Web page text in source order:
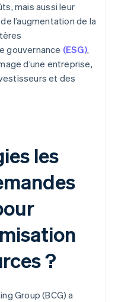
mais aussi leur
l’augmentation de la
gouvernance (ESG),
d’une entreprise,
et des
les
?
Group (BCG) a